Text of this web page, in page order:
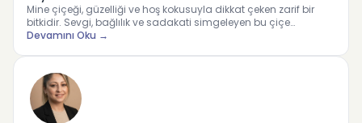
Mine çiçeği, güzelliği ve hoş kokusuyla dikkat çeken zarif bir
bitkidir. Sevgi, bağlılık ve sadakati simgeleyen bu çiçe…
Devamını Oku →